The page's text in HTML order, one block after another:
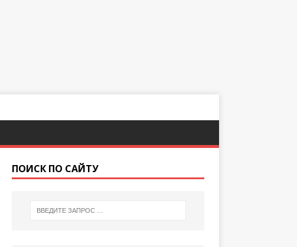
ПОИСК ПО САЙТУ